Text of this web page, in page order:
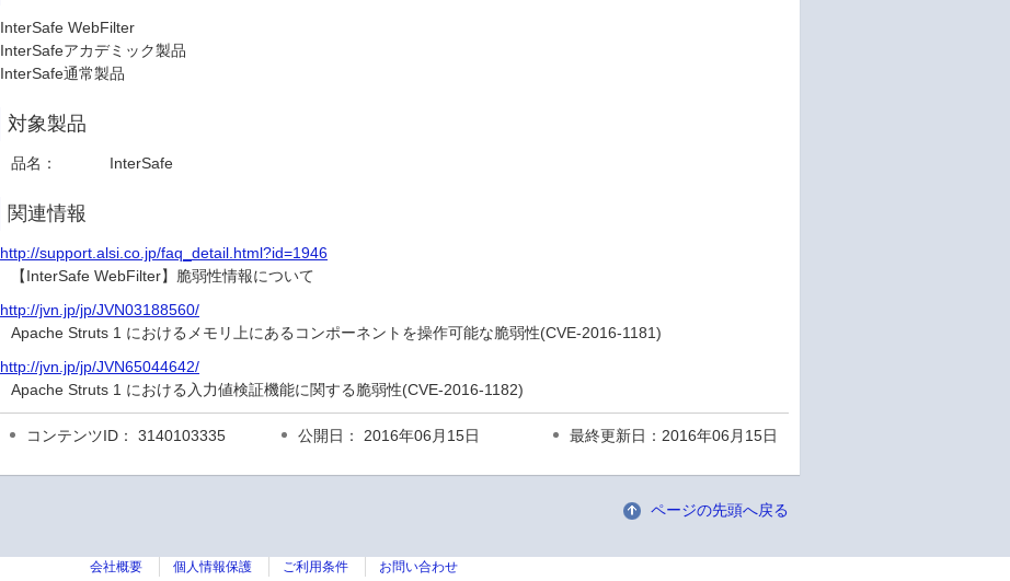
InterSafe WebFilter
InterSafeアカデミック製品
InterSafe通常製品
対象製品
品名： InterSafe
関連情報
http://support.alsi.co.jp/faq_detail.html?id=1946
【InterSafe WebFilter】脆弱性情報について
http://jvn.jp/jp/JVN03188560/
Apache Struts 1 におけるメモリ上にあるコンポーネントを操作可能な脆弱性(CVE-2016-1181)
http://jvn.jp/jp/JVN65044642/
Apache Struts 1 における入力値検証機能に関する脆弱性(CVE-2016-1182)
コンテンツID： 3140103335 公開日： 2016年06月15日 最終更新日：2016年06月15日
ページの先頭へ戻る
会社概要 個人情報保護 ご利用条件 お問い合わせ